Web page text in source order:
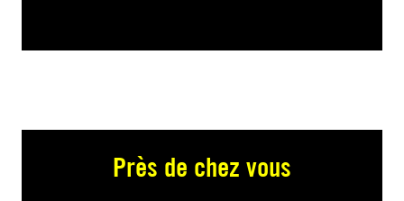
Près de chez vous